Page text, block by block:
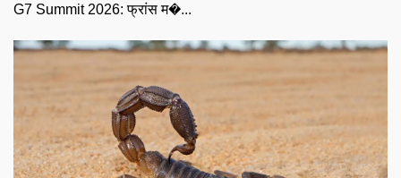
G7 Summit 2026: फ्रांस म�...